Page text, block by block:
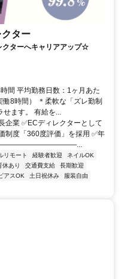
ター
クターへキャリアアップ☆
間 平均勤務日数：1ヶ月あた
8時間） ＊柔軟な「ズレ勤制
ます。 有給を...
企業 ✅ECディレクターとして
制度「360度評価」を採用 ✅年
―――――――――――――...
リモート 経験者歓迎
ネイルOK
休あり 交通費支給
長期歓迎
アスOK 土日祝休み
服装自由